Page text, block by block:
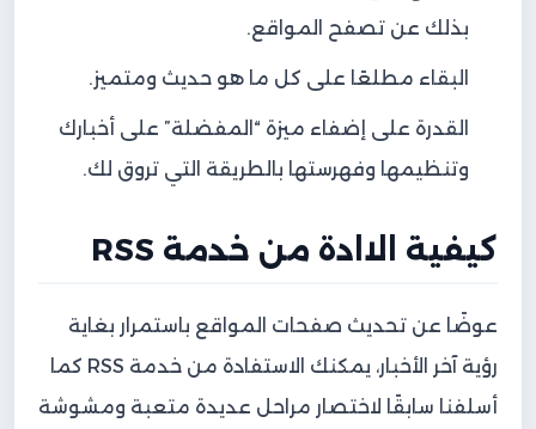
بذلك عن تصفح المواقع.
البقاء مطلعًا على كل ما هو حديث ومتميز.
القدرة على إضفاء ميزة “المفضلة” على أخبارك
وتنظيمها وفهرستها بالطريقة التي تروق لك.
كيفية الاادة من خدمة RSS
عوضًا عن تحديث صفحات المواقع باستمرار بغاية
رؤية آخر الأخبار، يمكنك الاستفادة من خدمة RSS كما
أسلفنا سابقًا لاختصار مراحل عديدة متعبة ومشوشة